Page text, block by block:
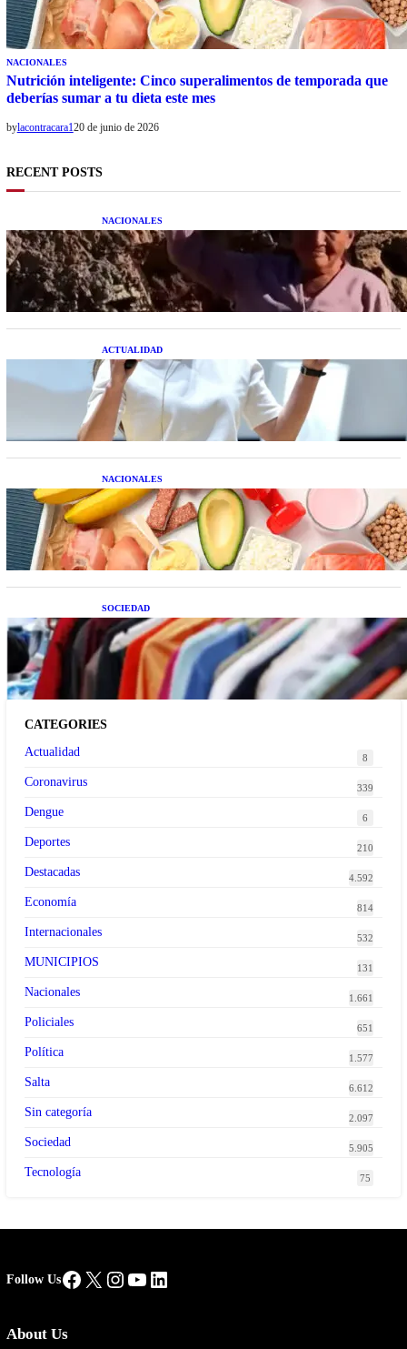
NACIONALES
Nutrición inteligente: Cinco superalimentos de temporada que
deberías sumar a tu dieta este mes
bylacontracara120 de junio de 2026
RECENT POSTS
NACIONALES
Una mujer asegura haber peleado con un
extraterrestre cuerpo a cuerpo
ACTUALIDAD
La startup creada por una salteña que busca
resolver el estrés financiero en Latinoamérica
NACIONALES
Nutrición inteligente: Cinco superalimentos de
temporada que deberías sumar a tu dieta este mes
SOCIEDAD
Las grandes marcas globales se suman a la
tendencia de la ropa de segunda mano premium
CATEGORIES
Actualidad
8
Coronavirus 339
Dengue 6
Deportes 210
Destacadas 4.592
Economía 814
Internacionales 532
MUNICIPIOS 131
Nacionales 1.661
Policiales 651
Política 1.577
Salta 6.612
Sin categoría 2.097
Sociedad 5.905
Tecnología 75
Follow UsFacebook
X Instagram
YouTube
LinkedIn
About Us